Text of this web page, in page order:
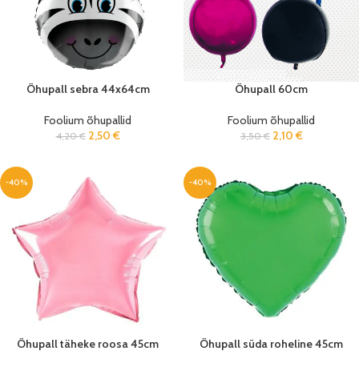
Õhupall sebra 44x64cm
Foolium õhupallid
4,20€ 2,50 €
Õhupall 60cm
Foolium õhupallid
3,50€ 2,10 €
-40%
Õhupall täheke roosa 45cm
-40%
Õhupall süda roheline 45cm